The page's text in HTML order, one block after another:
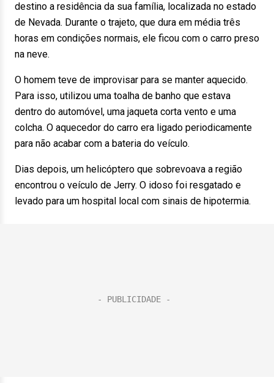
destino a residência da sua família, localizada no estado
de Nevada. Durante o trajeto, que dura em média três
horas em condições normais, ele ficou com o carro preso
na neve.
O homem teve de improvisar para se manter aquecido.
Para isso, utilizou uma toalha de banho que estava
dentro do automóvel, uma jaqueta corta vento e uma
colcha. O aquecedor do carro era ligado periodicamente
para não acabar com a bateria do veículo.
Dias depois, um helicóptero que sobrevoava a região
encontrou o veículo de Jerry. O idoso foi resgatado e
levado para um hospital local com sinais de hipotermia.